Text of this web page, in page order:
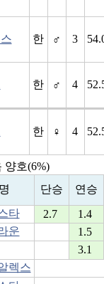
한 ♂ 3
한 ♂ 4
한 ♀ 4
양호(6%)
단승 연승
타 2.7
1.4
운
1.5
3.1
렉스